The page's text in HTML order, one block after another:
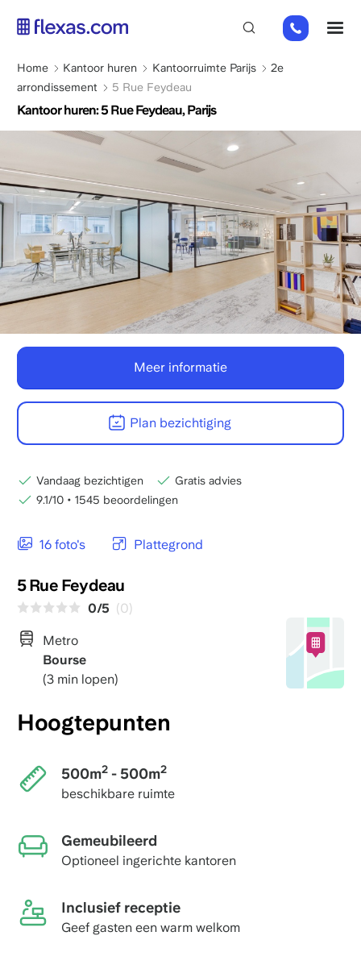
inhoud
gaan
01
82
Kruimelpad
Home Kantoor huren Kantoorruimte Parijs
2e
arrondissement
5 Rue Feydeau
Kantoor huren: 5 Rue Feydeau, Parijs
16 foto's Plattegrond
5 Rue Feydeau
0/5 (0)
Metro
Bourse
(3 min lopen)
Hoogtepunten
500m2- 500m2
beschikbare ruimte
Gemeubileerd
Optioneel ingerichte kantoren
Inclusief receptie
Geef gasten een warm welkom
Meer informatie
Plan bezichtiging
Vandaag bezichtigen
Gratis advies
9.1/10 • 1545 beoordelingen